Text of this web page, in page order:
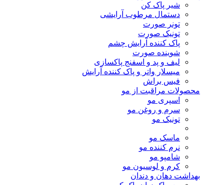
شیر پاک کن
دستمال مرطوب آرایشی
تونر صورت
تونیک صورت
پاک کننده آرایش چشم
شوینده صورت
لیف و پد و اسفنج پاکسازی
میسلار واتر و پاک کننده آرایش
فیس براش
محصولات مراقبت از مو
اسپری مو
سرم و روغن مو
تونیک مو
ماسک مو
نرم کننده مو
شامپو مو
کرم و لوسیون مو
بهداشت دهان و دندان